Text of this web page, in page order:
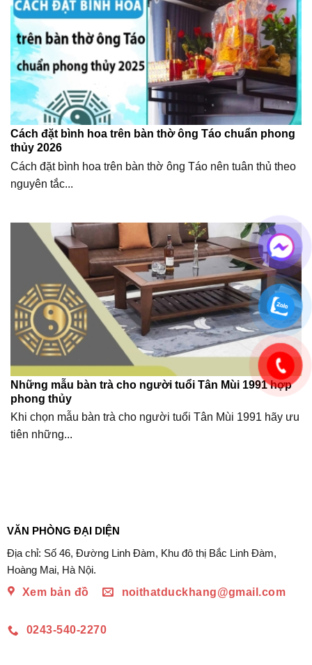
Cách đặt bình hoa trên bàn thờ ông Táo chuẩn phong
thủy 2026
Cách đặt bình hoa trên bàn thờ ông Táo nên tuân thủ theo
nguyên tắc...
Những mẫu bàn trà cho người tuổi Tân Mùi 1991 hợp
phong thủy
Khi chọn mẫu bàn trà cho người tuổi Tân Mùi 1991 hãy ưu
tiên những...
VĂN PHÒNG ĐẠI DIỆN
Địa chỉ: Số 46, Đường Linh Đàm, Khu đô thị Bắc Linh Đàm,
Hoàng Mai, Hà Nội.
Xem bản đồ
noithatduckhang@gmail.com
0243-540-2270